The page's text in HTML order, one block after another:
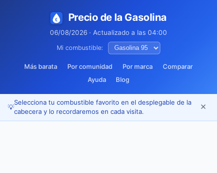
Precio de la Gasolina
06/08/2026 · Actualizado a las 04:00
Mi combustible:
Más barata Por comunidad Por marca
Comparar
Ayuda
Blog
💡
Selecciona tu combustible favorito en el desplegable de la
cabecera y lo recordaremos en cada visita.
✕